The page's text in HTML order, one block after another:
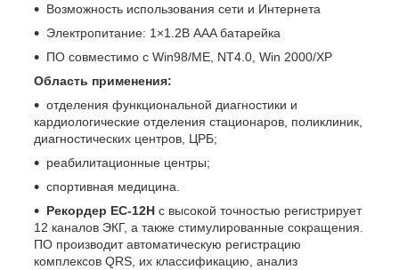
Возможность использования сети и Интернета
Электропитание: 1×1.2В AAA батарейка
ПО совместимо с Win98/MЕ, NT4.0, Win 2000/ХР
Область применения:
отделения функциональной диагностики и
кардиологические отделения стационаров, поликлиник,
диагностических центров, ЦРБ;
реабилитационные центры;
спортивная медицина.
Рекордер ЕС-12Н с высокой точностью регистрирует
12 каналов ЭКГ, а также стимулированные сокращения.
ПО производит автоматическую регистрацию
комплексов QRS, их классификацию, анализ